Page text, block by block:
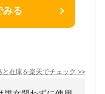
みる
と在庫を楽天でチェック >>